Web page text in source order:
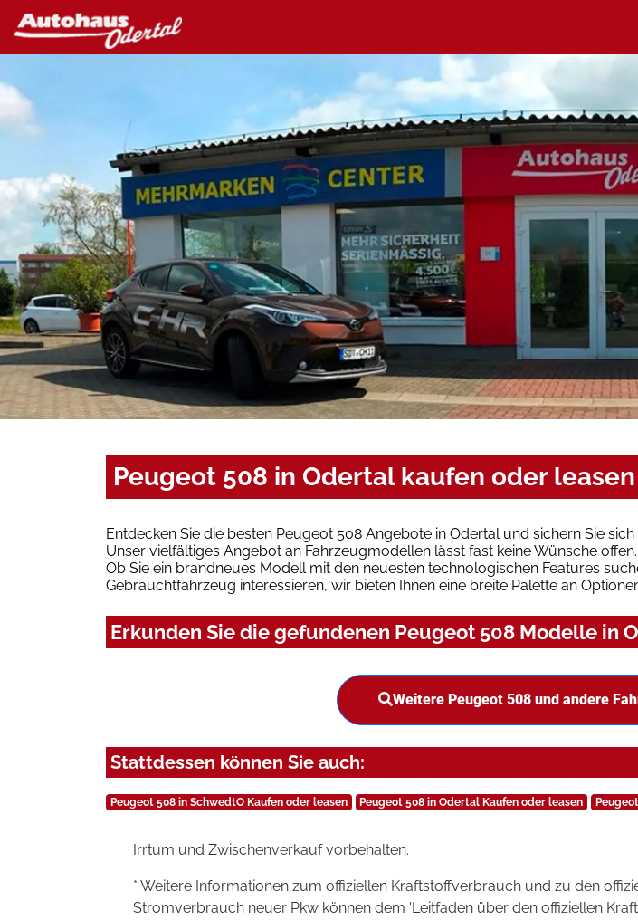
Peugeot 508 in Odertal kaufen oder leasen
Entdecken Sie die besten Peugeot 508 Angebote in Odertal und sichern Sie
Unser vielfältiges Angebot an Fahrzeugmodellen lässt fast keine Wünsche offen.
Ob Sie ein brandneues Modell mit den neuesten technologischen Features
Gebrauchtfahrzeug interessieren, wir bieten Ihnen eine breite Palette an
Erkunden Sie die gefundenen Peugeot 508 Modelle in
Weitere Peugeot 508 und andere
Stattdessen können Sie auch:
Peugeot 508 in SchwedtO Kaufen oder leasen Peugeot 508 in Odertal Kaufen oder leasen
Irrtum und Zwischenverkauf vorbehalten.
* Weitere Informationen zum offiziellen Kraftstoffverbrauch und zu den
Stromverbrauch neuer Pkw können dem 'Leitfaden über den offiziellen